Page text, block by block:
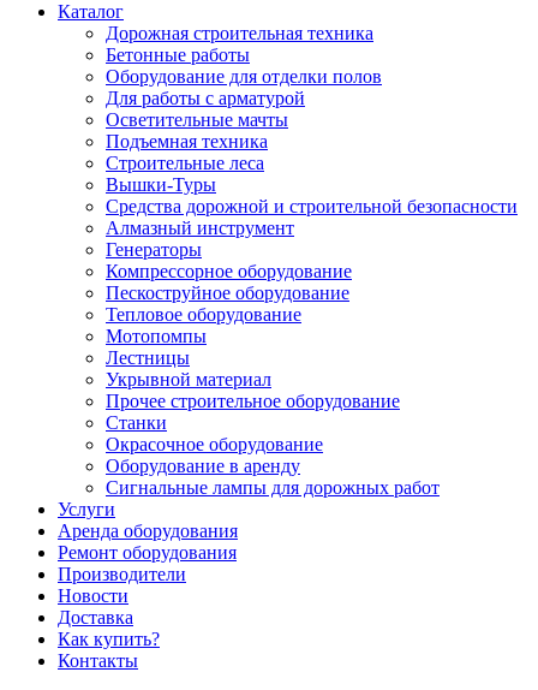
Каталог
Дорожная строительная техника
Бетонные работы
Оборудование для отделки полов
Для работы с арматурой
Осветительные мачты
Подъемная техника
Строительные леса
Вышки-Туры
Средства дорожной и строительной безопасности
Алмазный инструмент
Генераторы
Компрессорное оборудование
Пескоструйное оборудование
Тепловое оборудование
Мотопомпы
Лестницы
Укрывной материал
Прочее строительное оборудование
Станки
Окрасочное оборудование
Оборудование в аренду
Сигнальные лампы для дорожных работ
Услуги
Аренда оборудования
Ремонт оборудования
Производители
Новости
Доставка
Как купить?
Контакты